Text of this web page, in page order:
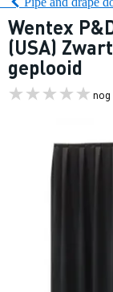
Wentex
(USA)
geplooid
nog